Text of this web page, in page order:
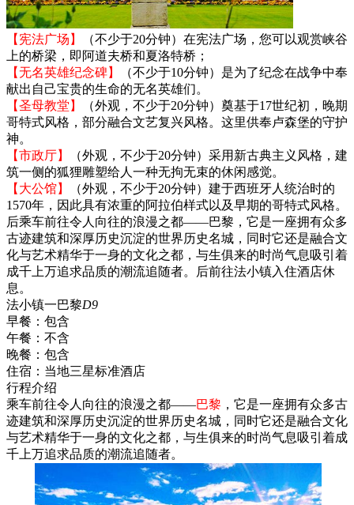
【宪法广场】
（不少于20分钟）在宪法广场，您可以观赏峡谷
上的桥梁，即阿道夫桥和夏洛特桥；
【无名英雄纪念碑】
（不少于10分钟）是为了纪念在战争中奉
献出自己宝贵的生命的无名英雄们。
【圣母教堂】
（外观，不少于20分钟）奠基于17世纪初，晚期
哥特式风格，部分融合文艺复兴风格。这里供奉卢森堡的守护
神。
【市政厅】
（外观，不少于20分钟）采用新古典主义风格，建
筑一侧的狐狸雕塑给人一种无拘无束的休闲感觉。
【大公馆】
（外观，不少于20分钟）建于西班牙人统治时的
1570年，因此具有浓重的阿拉伯样式以及早期的哥特式风格。
后乘车前往令人向往的浪漫之都——巴黎，它是一座拥有众多
古迹建筑和深厚历史沉淀的世界历史名城，同时它还是融合文
化与艺术精华于一身的文化之都，与生俱来的时尚气息吸引着
成千上万追求品质的潮流追随者。后前往法小镇入住酒店休
息。
法小镇一巴黎D9
早餐： 包含
午餐： 不含
晚餐： 包含
住宿： 当地三星标准酒店
行程介绍
乘车前往令人向往的浪漫之都——巴黎 ，它是一座拥有众多古
迹建筑和深厚历史沉淀的世界历史名城，同时它还是融合文化
与艺术精华于一身的文化之都，与生俱来的时尚气息吸引着成
千上万追求品质的潮流追随者。